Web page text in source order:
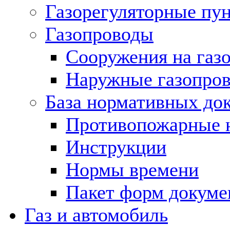
Газорегуляторные
Газопроводы
Сооружения на
Наружные
База нормативных
Противопожарные
Инструкции
Нормы времени
Пакет форм
Газ и автомобиль